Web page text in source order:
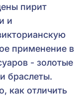
пирит
и
применение в
- золотые
браслеты.
как отличить